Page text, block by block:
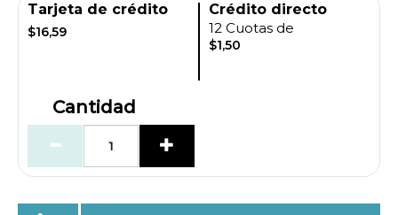
Tarjeta de crédito
$16,59
Crédito directo
12 Cuotas de
$1,50
Cantidad